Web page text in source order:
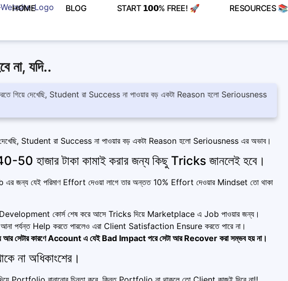
HOME BLOG START 𝟭𝟬𝟬% FREE! 🚀 RESOURCES 📚
না, যদি..
গিয়ে দেখেছি, Student রা Success না পাওয়ার বড় একটা Reason হলো Seriousness
দেখেছি, Student রা Success না পাওয়ার বড় একটা Reason হলো Seriousness এর অভাব।
40-50 হাজার টাকা কামাই করার জন্য কিছু Tricks জানলেই হবে।
এর জন্য যেই পরিমাণ Effort দেওয়া লাগে তার অন্তত 10% Effort দেওয়ার Mindset তো থাকা
Development কোর্স শেষ করে আসে Tricks দিয়ে Marketplace এ Job পাওয়ার জন্য।
পর্যন্ত Help করতে পারলেও এরা Client Satisfaction Ensure করতে পারে না।
সেটার কারণে Account এ যেই Bad Impact পরে সেটা আর Recover করা সম্ভব হয় না।
না অধিকাংশের।